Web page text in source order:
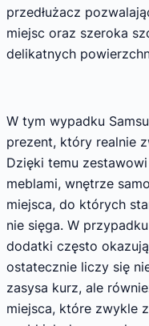
przedłużacz
miejsc oraz szeroka
delikatnych
W tym wypadku
prezent, który realnie
Dzięki temu
meblami, wnętrze
miejsca, do których
nie sięga. W
dodatki często
ostatecznie liczy się
zasysa kurz, ale
miejsca, które zwykle